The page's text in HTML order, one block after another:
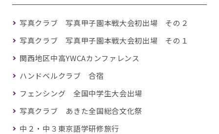
写真クラブ 写真甲子園本戦大会初出場 その２
写真クラブ 写真甲子園本戦大会初出場 その１
関西地区中高YWCAカンファレンス
ハンドベルクラブ 合宿
フェンシング 全国中学生大会出場
写真クラブ あきた全国総合文化祭
中２・中３東京語学研修旅行